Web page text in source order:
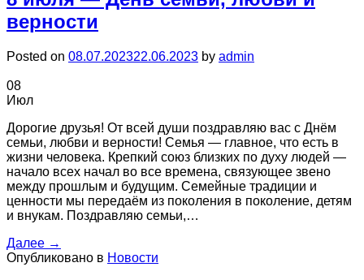
верности
Posted on 08.07.202322.06.2023 by admin
08
Июл
Дорогие друзья! От всей души поздравляю вас с Днём
семьи, любви и верности! Семья ― главное, что есть в
жизни человека. Крепкий союз близких по духу людей ―
начало всех начал во все времена, связующее звено
между прошлым и будущим. Семейные традиции и
ценности мы передаём из поколения в поколение, детям
и внукам. Поздравляю семьи,…
Далее →
Опубликовано в Новости